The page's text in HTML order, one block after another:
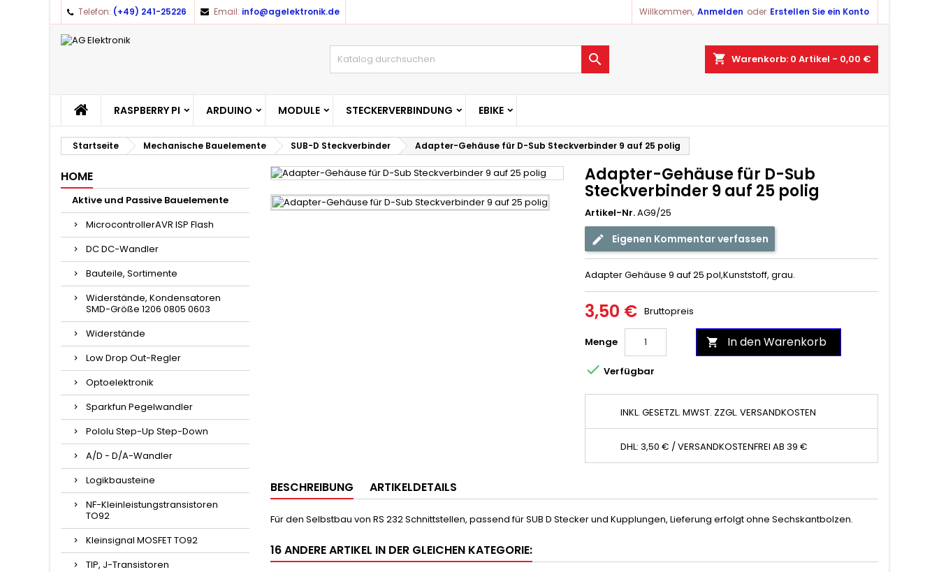
Telefon: (+49) 241-25226 Email: info@agelektronik.de Willkommen, Anmelden oder Erstellen Sie ein Konto
shopping_cart Warenkorb: 0 Artikel - 0,00 €

RASPBERRY PI ARDUINO MODULE STECKERVERBINDUNG EBIKE
Startseite Mechanische Bauelemente SUB-D Steckverbinder Adapter-Gehäuse für D-Sub Steckverbinder 9 auf 25 polig
HOME
Aktive und Passive Bauelemente
MicrocontrollerAVR ISP Flash
DC DC-Wandler
Bauteile, Sortimente
Widerstände, Kondensatoren
SMD-Größe 1206 0805 0603
Widerstände
Low Drop Out-Regler
Optoelektronik
Sparkfun Pegelwandler
Pololu Step-Up Step-Down
A/D - D/A-Wandler
Logikbausteine
NF-Kleinleistungstransistoren
TO92
Kleinsignal MOSFET TO92
TIP, J-Transistoren
Adapter-Gehäuse für D-Sub
Steckverbinder 9 auf 25 polig
Artikel-Nr.AG9/25
Eigenen Kommentar verfassen
Adapter Gehäuse 9 auf 25 pol,Kunststoff, grau.
3,50 € Bruttopreis
Menge  In den Warenkorb
 Verfügbar
INKL. GESETZL. MWST. ZZGL. VERSANDKOSTEN
DHL: 3,50 € / VERSANDKOSTENFREI AB 39 €
BESCHREIBUNG ARTIKELDETAILS
Für den Selbstbau von RS 232 Schnittstellen, passend für SUB D Stecker und Kupplungen, Lieferung erfolgt ohne Sechskantbolzen.
16 ANDERE ARTIKEL IN DER GLEICHEN KATEGORIE: